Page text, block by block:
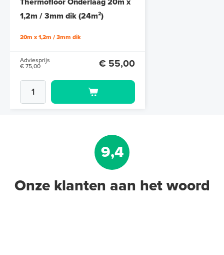
Thermofloor Onderlaag 20m x
1,2m / 3mm dik (24m²)
20m x 1,2m / 3mm dik
Adviesprijs
€ 75,00
€ 55,00
9,4
Onze klanten aan het woord